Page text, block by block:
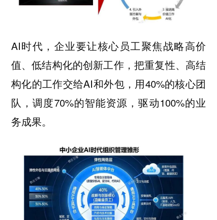
AI时代，企业要让核心员工聚焦战略高价
值、低结构化的创新工作，把重复性、高结
构化的工作交给AI和外包，用40%的核心团
队，调度70%的智能资源，驱动100%的业
务成果。